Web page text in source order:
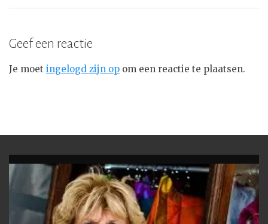
Geef een reactie
Je moet ingelogd zijn op om een reactie te plaatsen.